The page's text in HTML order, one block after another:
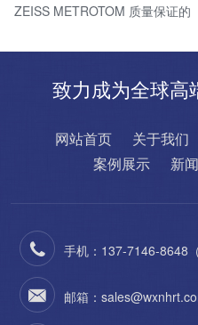
ZEISS METROTOM 质量保证的
致力成为全球高
网站首页 关于我们
案例展示
新
手机：137-7146-8648
邮箱：